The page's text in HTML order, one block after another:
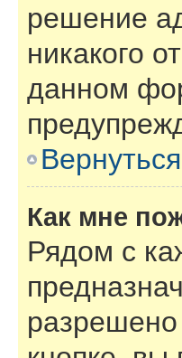
решение
никакого
данном
Как мне
Рядом с